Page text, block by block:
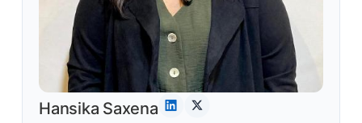
Hansika Saxena